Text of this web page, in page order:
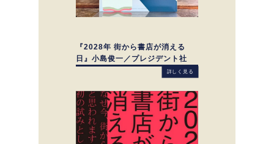
『2028年 街から書店が消える
日』小島俊一／プレジデント社
詳しく見る